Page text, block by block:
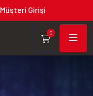
Müşteri Girişi
0